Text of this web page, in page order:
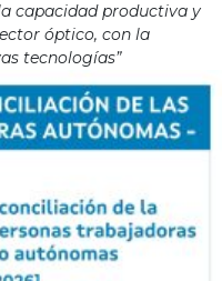
capacidad productiva y
óptico, con la
tecnologías”